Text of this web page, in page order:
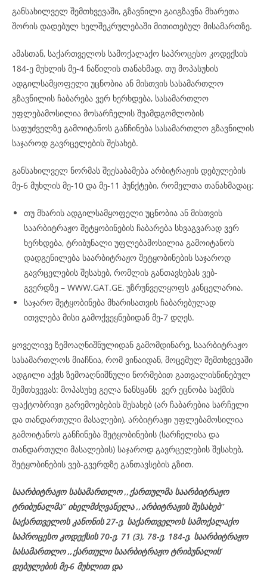
განსახილველ შემთხვევაში, გზავნილი გაიგზავნა მხარეთა
შორის დადებულ ხელშეკრულებაში მითითებულ მისამართზე.
ამასთან, საქართველოს სამოქალაქო საპროცესო კოდექსის
184-ე მუხლის მე-4 ნაწილის თანახმად, თუ მოპასუხის
ადგილსამყოფელი უცნობია ან მისთვის სასამართლო
გზავნილის ჩაბარება ვერ ხერხდება, სასამართლო
უფლებამოსილია მოსარჩელის შუამდგომლობის
საფუძველზე გამოიტანოს განჩინება სასამართლო გზავნილის
საჯაროდ გავრცელების შესახებ.
განსახილველ ნორმას შეესაბამება არბიტრაჟის დებულების
მე-6 მუხლის მე-10 და მე-11 პუნქტები, რომელთა თანახმადაც:
თუ მხარის ადგილსამყოფელი უცნობია ან მისთვის
საარბიტრაჟო შეტყობინების ჩაბარება სხვაგვარად ვერ
ხერხდება, ტრიბუნალი უფლებამოსილია გამოიტანოს
დადგენილება საარბიტრაჟო შეტყობინების საჯაროდ
გავრცელების შესახებ, რომლის განთავსებას ვებ-
გვერდზე – WWW.GAT.GE, უზრუნველყოფს კანცელარია.
საჯარო შეტყობინება მხარისათვის ჩაბარებულად
ითვლება მისი გამოქვეყნებიდან მე-7 დღეს.
ყოველივე ზემოაღნიშნულიდან გამომდინარე, საარბიტრაჟო
სასამართლოს მიაჩნია, რომ ვინაიდან, მოცემულ შემთხვევაში
ადგილი აქვს ზემოაღნიშნული ნორმებით გათვალისწინებულ
შემთხვევას: მოპასუხე გელა ნანსყანს ვერ ეცნობა საქმის
ფაქტობრივი გარემოებების შესახებ (არ ჩაბარებია სარჩელი
და თანდართული მასალები), არბიტრაჟი უფლებამოსილია
გამოიტანოს განჩინება შეტყობინების (სარჩელისა და
თანდართული მასალების) საჯაროდ გავრცელების შესახებ,
შეტყობინების ვებ-გვერდზე განთავსების გზით.
საარბიტრაჟო სასამართლო ,,ქართულმა საარბიტრაჟო
ტრიბუნალმა’’ იხელმძღვანელა,,არბიტრაჟის შესახებ’’
საქართველოს კანონის 27-ე, საქართველოს სამოქალაქო
საპროცესო კოდექსის 70-ე, 71 (3), 78-ე, 184-ე, საარბიტრაჟო
სასამართლო ,,ქართული საარბიტრაჟო ტრიბუნალის’
დებულების მე-6 მუხლით და